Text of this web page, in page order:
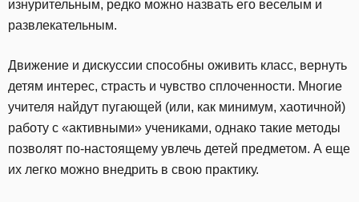
изнурительным, редко можно назвать его веселым и
развлекательным.
Движение и дискуссии способны оживить класс, вернуть
детям интерес, страсть и чувство сплоченности. Многие
учителя найдут пугающей (или, как минимум, хаотичной)
работу с «активными» учениками, однако такие методы
позволят по-настоящему увлечь детей предметом. А еще
их легко можно внедрить в свою практику.